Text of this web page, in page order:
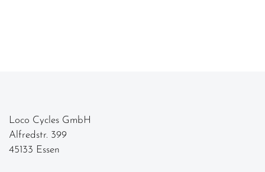
Loco Cycles GmbH
Alfredstr. 399
45133 Essen